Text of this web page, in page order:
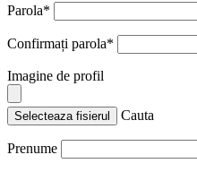
Parola*
Confirmați parola*
Imagine de profil
Selecteaza fisierul Cauta
Prenume